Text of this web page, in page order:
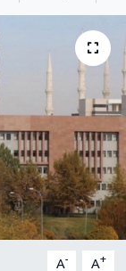
A- A+